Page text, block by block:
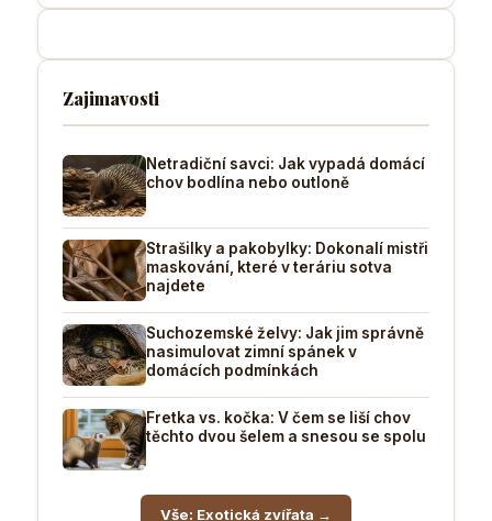
Zajimavosti
Netradiční savci: Jak vypadá domácí
chov bodlína nebo outloně
Strašilky a pakobylky: Dokonalí mistři
maskování, které v teráriu sotva
najdete
Suchozemské želvy: Jak jim správně
nasimulovat zimní spánek v
domácích podmínkách
Fretka vs. kočka: V čem se liší chov
těchto dvou šelem a snesou se spolu
Vše: Exotická zvířata →